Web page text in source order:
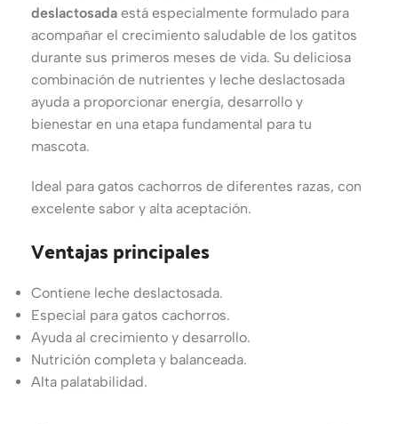
deslactosada está especialmente formulado para
acompañar el crecimiento saludable de los gatitos
durante sus primeros meses de vida. Su deliciosa
combinación de nutrientes y leche deslactosada
ayuda a proporcionar energía, desarrollo y
bienestar en una etapa fundamental para tu
mascota.
Ideal para gatos cachorros de diferentes razas, con
excelente sabor y alta aceptación.
Ventajas principales
Contiene leche deslactosada.
Especial para gatos cachorros.
Ayuda al crecimiento y desarrollo.
Nutrición completa y balanceada.
Alta palatabilidad.